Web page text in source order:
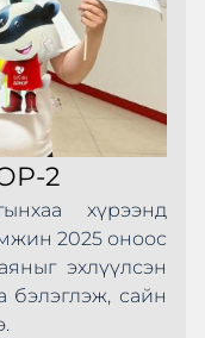
2
хүрээнд
2025 оноос
эхлүүлсэн
бэлэглэж, сайн